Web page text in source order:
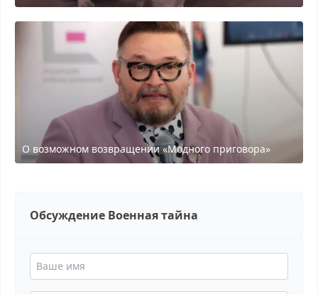
О возможном возвращении «Модного приговора»
Обсуждение Военная тайна